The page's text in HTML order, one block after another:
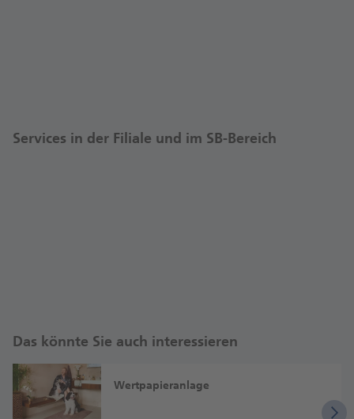
Services in der Filiale und im SB-Bereich
Das könnte Sie auch interessieren
Wertpapieranlage